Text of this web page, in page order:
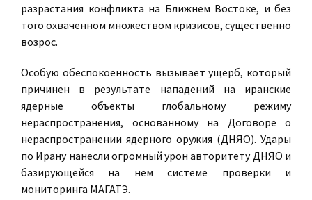
разрастания конфликта на Ближнем Востоке, и без
того охваченном множеством кризисов, существенно
возрос.
Особую обеспокоенность вызывает ущерб, который
причинен в результате нападений на иранские
ядерные объекты глобальному режиму
нераспространения, основанному на Договоре о
нераспространении ядерного оружия (ДНЯО). Удары
по Ирану нанесли огромный урон авторитету ДНЯО и
базирующейся на нем системе проверки и
мониторинга МАГАТЭ.